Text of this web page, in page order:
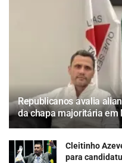
Republicanos avalia
da chapa majoritária em
Cleitinho
para